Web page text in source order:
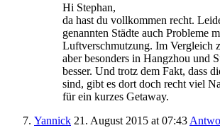
Hi Stephan,
da hast du vollkommen recht.
genannten Städte auch Probleme
Luftverschmutzung. Im Vergleich
aber besonders in Hangzhou und
besser. Und trotz dem Fakt, dass
sind, gibt es dort doch recht viel
für ein kurzes Getaway.
Yannick 21. August 2015 at 07:43